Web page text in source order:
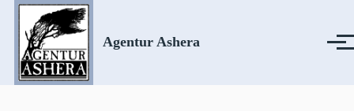
Direkt zum Inhalt
Agentur Ashera Menü